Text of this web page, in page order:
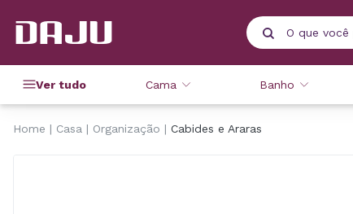
Ver tudo Cama Banho
Home Casa Organização Cabides e Araras